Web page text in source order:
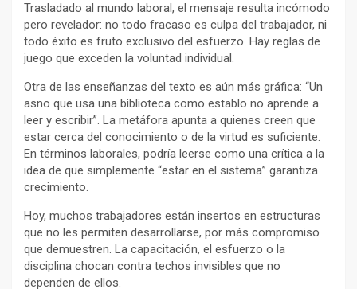
Trasladado al mundo laboral, el mensaje resulta incómodo
pero revelador: no todo fracaso es culpa del trabajador, ni
todo éxito es fruto exclusivo del esfuerzo. Hay reglas de
juego que exceden la voluntad individual.
Otra de las enseñanzas del texto es aún más gráfica: “Un
asno que usa una biblioteca como establo no aprende a
leer y escribir”. La metáfora apunta a quienes creen que
estar cerca del conocimiento o de la virtud es suficiente.
En términos laborales, podría leerse como una crítica a la
idea de que simplemente “estar en el sistema” garantiza
crecimiento.
Hoy, muchos trabajadores están insertos en estructuras
que no les permiten desarrollarse, por más compromiso
que demuestren. La capacitación, el esfuerzo o la
disciplina chocan contra techos invisibles que no
dependen de ellos.